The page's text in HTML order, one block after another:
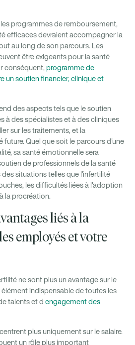
programmes de remboursement,
efficaces devraient accompagner la
au long de son parcours. Les
être exigeants pour la santé
conséquent, programme de
un soutien financier, clinique et
des aspects tels que le soutien
à des spécialistes et à des cliniques
sur les traitements, et la
future. Quel que soit le parcours d'une
sa santé émotionnelle sera
de professionnels de la santé
situations telles que l'infertilité
les difficultés liées à l'adoption
la procréation.
liés à la
employés et votre
ne sont plus un avantage sur le
élément indispensable de toutes les
talents et d engagement des
plus uniquement sur le salaire.
un rôle plus important